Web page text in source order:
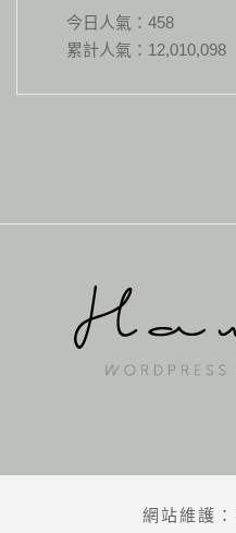
今日人氣： 458
累計人氣： 12,010,098
網站維護：